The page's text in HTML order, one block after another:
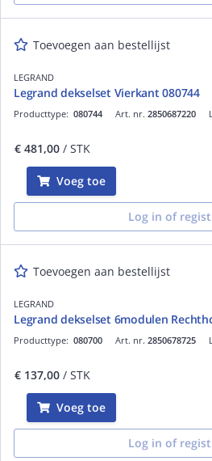
Toevoegen aan bestellijst
LEGRAND
Legrand dekselset Vierkant 080744
Art. nr. 2850687220
Producttype: 080744
€ 481,00 / STK
Voeg toe
Log in of
Toevoegen aan bestellijst
LEGRAND
Legrand dekselset 6modulen
Art. nr. 2850678725
Producttype: 080700
€ 137,00 / STK
Voeg toe
Log in of